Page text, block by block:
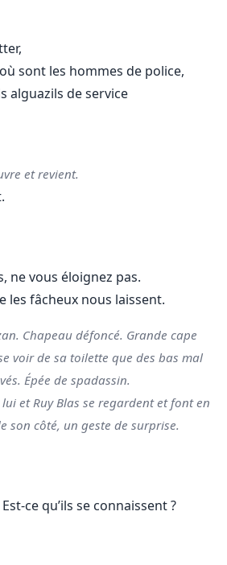
sont les hommes de police,
alguazils de service
et revient.
ne vous éloignez pas.
les fâcheux nous laissent.
Chapeau défoncé. Grande cape
voir de sa toilette que des bas mal
Épée de spadassin.
et Ruy Blas se regardent et font en
son côté, un geste de surprise.
ce qu’ils se connaissent ?